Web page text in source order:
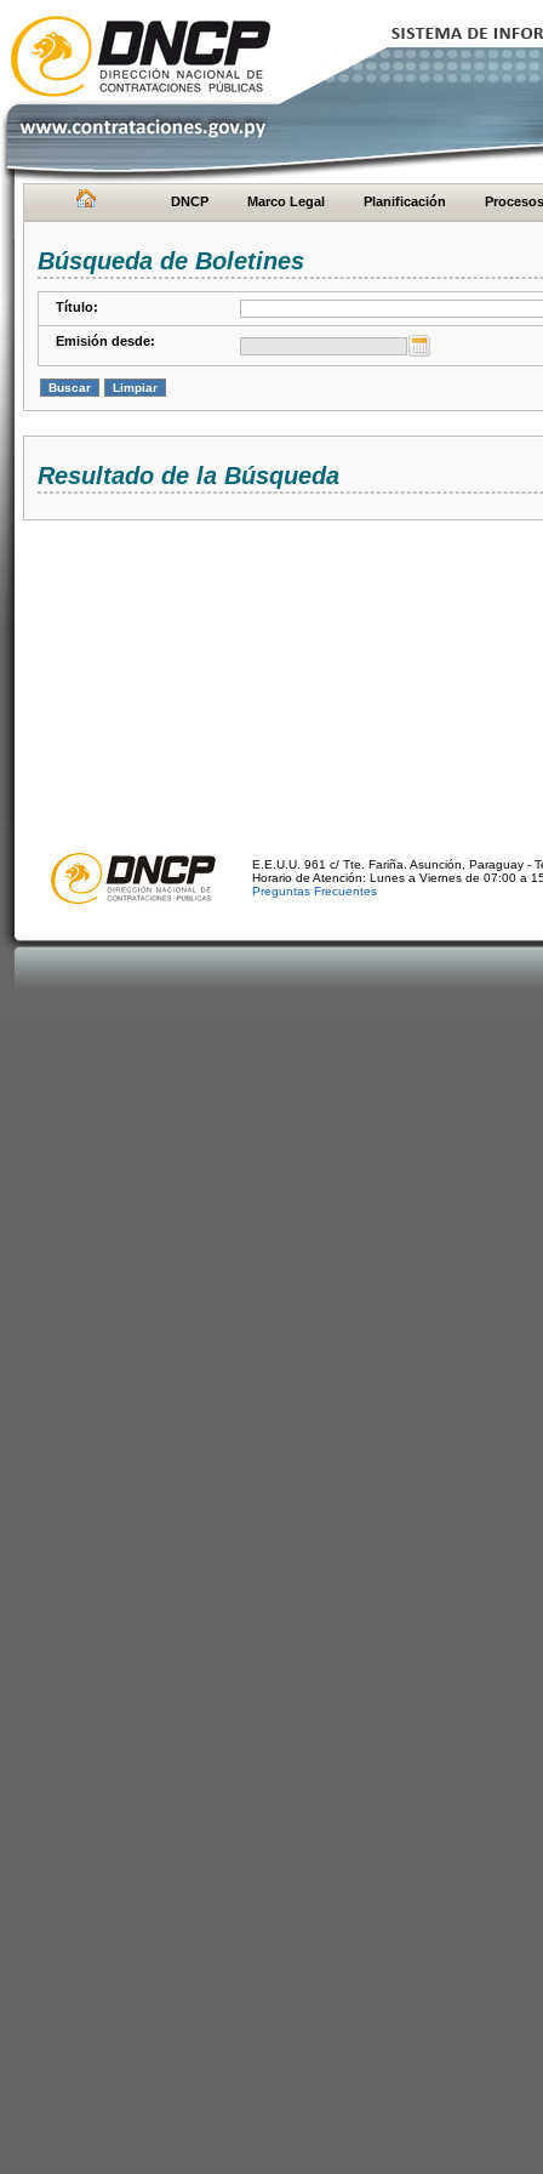
DNCP Marco Legal Planificación Procesos
Búsqueda de Boletines
Título:
Emisión desde:
Resultado de la Búsqueda
E.E.U.U. 961 c/ Tte. Fariña. Asunción, Paraguay -
Horario de Atención: Lunes a Viernes de 07:00 a
Preguntas Frecuentes